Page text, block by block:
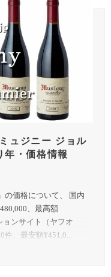
ュジニー ジョル
年・価格情報
の価格について、 国内
、最高額
ョンサイト（ヤフオ
、最安額¥451,0...